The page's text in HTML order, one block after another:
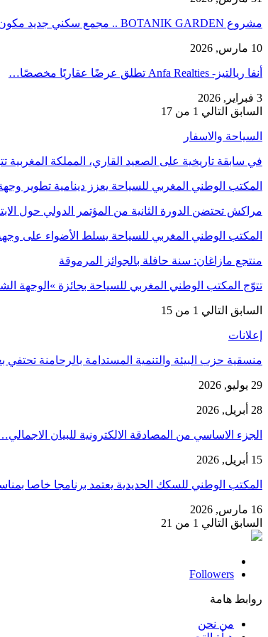
مشروع BOTANIK GARDEN .. مجمع سكني جديد مكون من 52 فيلا في…
10 مارس, 2026
أنفا ريالتيز- Anfa Realties تطلق عرضًا عقاريًا مخصصًا…
3 فبراير, 2026
السابق التالي 1 من 17
السياحة والاسفار
في سابقة تاريخية على الصعيد القاري، المملكة المغربية
المكتب الوطني المغربي للسياحة يعزز دينامية تطوير
مراكش تحتضن الدورة الثانية من المؤتمر الدولي حول
المكتب الوطني المغربي للسياحة يسلط الأضواء على
منتجع مازاغان: سنة حافلة بالجوائز المرموقة
تتوّج المكتب الوطني المغربي للسياحة بجائزة »الوجهة
السابق التالي 1 من 15
إعلانات
منسقية حزب البيئة والتنمية المستدامة بالرحامنة تحتفي
29 يوليو, 2026
28 أبريل, 2026
الجزء الاساسي من المصادقة الالكترونية للبيان
15 أبريل, 2026
المكتب الوطني للسكك الحديدية يعتمد برنامجا خاصا
16 مارس, 2026
السابق التالي 1 من 21
Followers
روابط هامة
من نحن